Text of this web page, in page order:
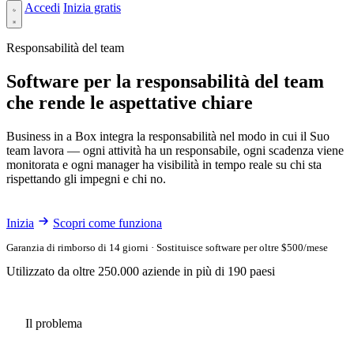
Accedi Inizia gratis
Responsabilità del team
Software per la responsabilità del team
che rende le aspettative chiare
Business in a Box integra la responsabilità nel modo in cui il Suo
team lavora — ogni attività ha un responsabile, ogni scadenza viene
monitorata e ogni manager ha visibilità in tempo reale su chi sta
rispettando gli impegni e chi no.
Inizia Scopri come funziona
Garanzia di rimborso di 14 giorni · Sostituisce software per oltre $500/mese
Utilizzato da oltre 250.000 aziende in più di 190 paesi
Il problema